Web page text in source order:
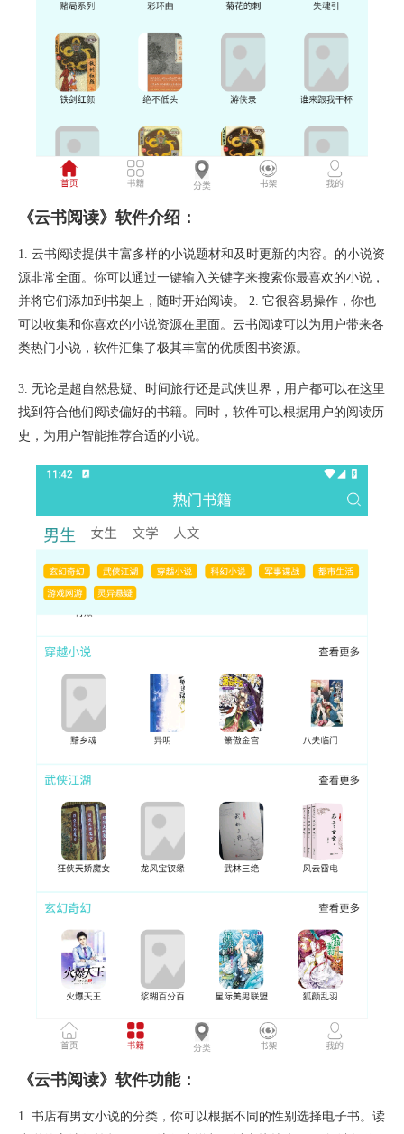
《云书阅读》软件介绍：
1. 云书阅读提供丰富多样的小说题材和及时更新的内容。的小说资
源非常全面。你可以通过一键输入关键字来搜索你最喜欢的小说，
并将它们添加到书架上，随时开始阅读。 2. 它很容易操作，你也
可以收集和你喜欢的小说资源在里面。云书阅读可以为用户带来各
类热门小说，软件汇集了极其丰富的优质图书资源。
3. 无论是超自然悬疑、时间旅行还是武侠世界，用户都可以在这里
找到符合他们阅读偏好的书籍。同时，软件可以根据用户的阅读历
史，为用户智能推荐合适的小说。
《云书阅读》软件功能：
1. 书店有男女小说的分类，你可以根据不同的性别选择电子书。读